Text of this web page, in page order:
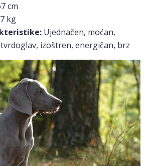
cm
kg
Ujednačen, moćan,
izoštren, energičan, brz